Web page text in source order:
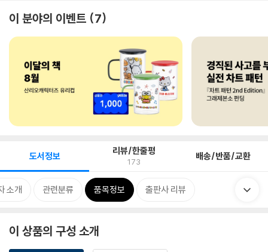
이 분야의 이벤트 7
도서정보 리뷰/한줄평
173 배송/반품/교환
소개 관련분류 품목정보 출판사 리뷰
이 상품의 구성 소개